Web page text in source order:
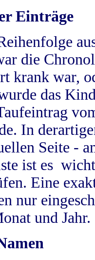
Einträge
die
krank war,
das
In
Seite -
ist es
Eine
nur
und Jahr.